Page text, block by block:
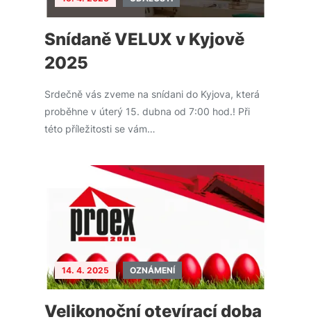
Snídaně VELUX v Kyjově
2025
Srdečně vás zveme na snídani do Kyjova, která
proběhne v úterý 15. dubna od 7:00 hod.! Při
této příležitosti se vám…
14. 4. 2025 OZNÁMENÍ
Velikonoční otevírací doba